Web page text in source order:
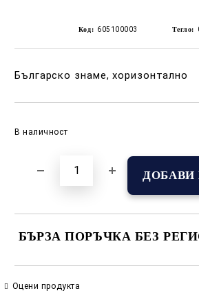
Код: 605100003 Тегло:
Българско знаме, хоризонтално
В наличност
БЪРЗА ПОРЪЧКА БЕЗ
Оцени продукта